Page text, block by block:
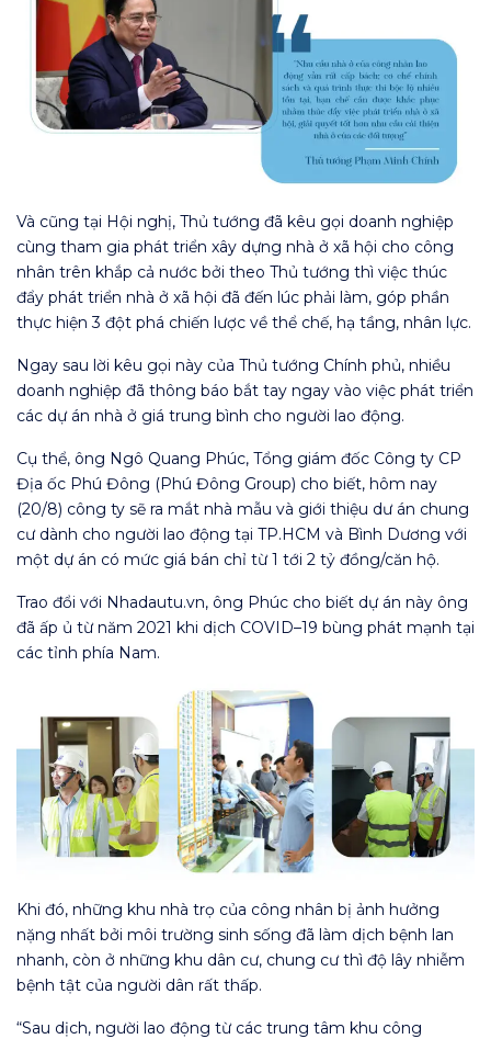
Và cũng tại Hội nghị, Thủ tướng đã kêu gọi doanh nghiệp
cùng tham gia phát triển xây dựng nhà ở xã hội cho công
nhân trên khắp cả nước bởi theo Thủ tướng thì việc thúc
đẩy phát triển nhà ở xã hội đã đến lúc phải làm, góp phần
thực hiện 3 đột phá chiến lược về thể chế, hạ tầng, nhân lực.
Ngay sau lời kêu gọi này của Thủ tướng Chính phủ, nhiều
doanh nghiệp đã thông báo bắt tay ngay vào việc phát triển
các dự án nhà ở giá trung bình cho người lao động.
Cụ thể, ông Ngô Quang Phúc, Tổng giám đốc Công ty CP
Địa ốc Phú Đông (Phú Đông Group) cho biết, hôm nay
(20/8) công ty sẽ ra mắt nhà mẫu và giới thiệu dư án chung
cư dành cho người lao động tại TP.HCM và Bình Dương với
một dự án có mức giá bán chỉ từ 1 tới 2 tỷ đồng/căn hộ.
Trao đổi với Nhadautu.vn, ông Phúc cho biết dự án này ông
đã ấp ủ từ năm 2021 khi dịch COVID–19 bùng phát mạnh tại
các tỉnh phía Nam.
Khi đó, những khu nhà trọ của công nhân bị ảnh hưởng
nặng nhất bởi môi trường sinh sống đã làm dịch bệnh lan
nhanh, còn ở những khu dân cư, chung cư thì độ lây nhiễm
bệnh tật của người dân rất thấp.
“Sau dịch, người lao động từ các trung tâm khu công